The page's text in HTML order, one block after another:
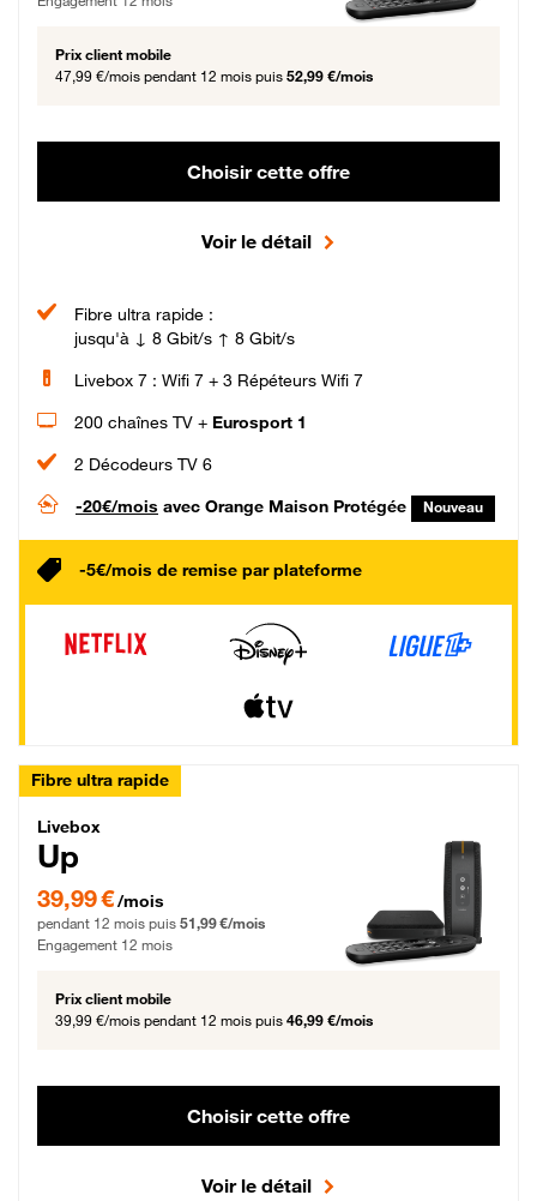
Prix client mobile
47,99 €/mois pendant 12 mois puis 52,99 €/mois
Choisir cette offre
Voir le détail
Fibre ultra rapide :
jusqu'à ↓ 8 Gbit/s ↑ 8 Gbit/s
Livebox 7 : Wifi 7 + 3 Répéteurs Wifi 7
200 chaînes TV + Eurosport 1
2 Décodeurs TV 6
-20€/mois avec Orange Maison Protégée Nouveau
-5€/mois de remise par plateforme
Fibre ultra rapide
Livebox Up Fibre
Livebox
Up
39,99 € par mois pendant 12 mois puis 51,99 € par mois, Engagement 12 mois
39,99 €/mois
pendant 12 mois puis 51,99 €/mois
Engagement 12 mois
Prix client mobile
39,99 €/mois pendant 12 mois puis 46,99 €/mois
Choisir cette offre
Voir le détail